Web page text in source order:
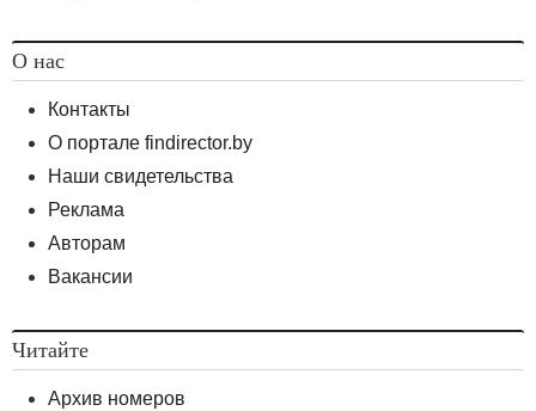
О нас
Контакты
О портале findirector.by
Наши свидетельства
Реклама
Авторам
Вакансии
Читайте
Архив номеров